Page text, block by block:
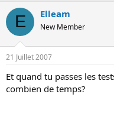
E Elleam
New Member
21 Juillet 2007
Et quand tu passes les
combien de temps?